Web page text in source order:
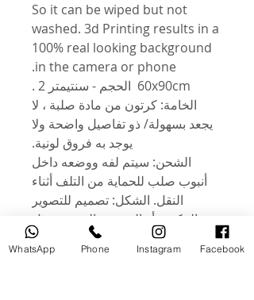
So it can be wiped but not
washed. 3d Printing results in a
100% real looking background
in the camera or phone.
الخامة: كرتون من مادة صلبة ، لا
يجعد بسهولة/ ذو تفاصيل واضحة ولا
يوجد به فروق لونية.
الشحن: سيتم لفه ووضعه داخل
أنبوب صلب للحماية من التلف أثناء
النقل. الشكل: تصميم للتصوير
المكتبي أو التصوير بالفيديو ، مثل
الإعلانات التجارية والمطاعم ومحلات
المواد الغذائية والكتب والمجلاتWhatsApp Phone Instagram Facebook